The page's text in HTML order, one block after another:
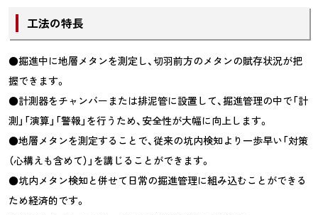
工法の特長
●掘進中に地層メタンを測定し、切羽前方のメタンの賦存状況が把
握できます。
●計測器をチャンバーまたは排泥管に設置して、掘進管理の中で「計
測」「演算」「警報」を行うため、安全性が大幅に向上します。
●地層メタンを測定することで、従来の坑内検知より一歩早い「対策
（心構えも含めて）」を講じることができます。
●坑内メタン検知と併せて日常の掘進管理に組み込むことができる
ため経済的です。